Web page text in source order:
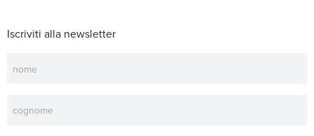
Iscriviti alla newsletter